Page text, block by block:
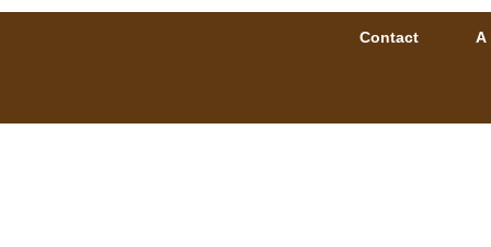
Contact A